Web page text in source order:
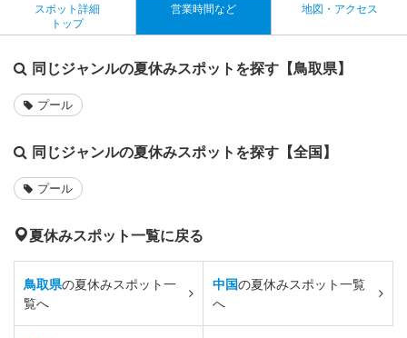
スポット詳細
トップ
営業時間など 地図・アクセス
同じジャンルの夏休みスポットを探す【鳥取県】
プール
同じジャンルの夏休みスポットを探す【全国】
プール
夏休みスポット一覧に戻る
鳥取県の夏休みスポット一
覧へ
中国の夏休みスポット一覧
へ